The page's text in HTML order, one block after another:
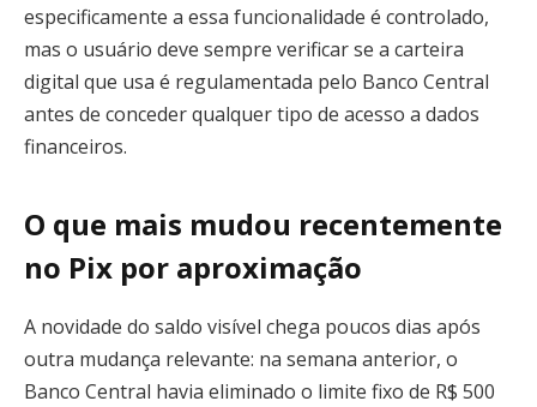
especificamente a essa funcionalidade é controlado,
mas o usuário deve sempre verificar se a carteira
digital que usa é regulamentada pelo Banco Central
antes de conceder qualquer tipo de acesso a dados
financeiros.
O que mais mudou recentemente
no Pix por aproximação
A novidade do saldo visível chega poucos dias após
outra mudança relevante: na semana anterior, o
Banco Central havia eliminado o limite fixo de R$ 500